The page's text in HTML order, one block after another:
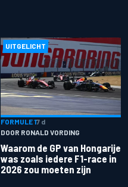
UITGELICHT
FORMULE 17 d
DOOR RONALD VORDING
Waarom de GP van Hongarije
was zoals iedere F1-race in
2026 zou moeten zijn